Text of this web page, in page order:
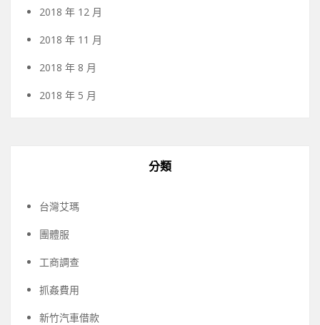
2018 年 12 月
2018 年 11 月
2018 年 8 月
2018 年 5 月
分類
台灣艾瑪
團體服
工商調查
抓姦費用
新竹汽車借款